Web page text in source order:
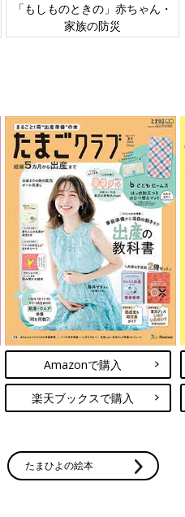
六星占術 細木かおりさんの人生
相談
Amazonで購入
楽天ブックスで購入
たまひよの絵本